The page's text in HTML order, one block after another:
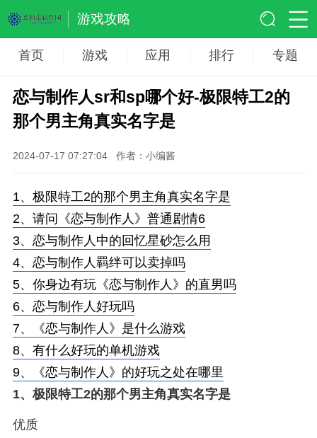
游戏攻略
首页 游戏 应用 排行 专题
恋与制作人sr和sp哪个好-极限特工2的
那个男主角真实名字是
2024-07-17 07:27:04 作者：小编酱
1、 极限特工2的那个男主角真实名字是
2、 请问《恋与制作人》普通剧情6
3、 恋与制作人中的回忆星砂怎么用
4、 恋与制作人羁绊可以卖掉吗
5、 你身边有玩《恋与制作人》的直男吗
6、 恋与制作人好玩吗
7、
《恋与制作人》是什么游戏
8、 有什么好玩的单机游戏
9、
《恋与制作人》的好玩之处在哪里
1、 极限特工2的那个男主角真实名字是
优质